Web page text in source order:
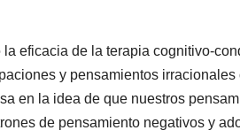
eficacia de la terapia cognitivo-
y pensamientos
en la idea de que nuestros
de pensamiento negativos y